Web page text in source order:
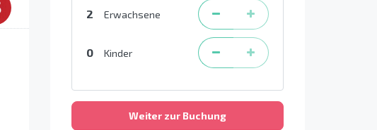
2 Erwachsene
0 Kinder
Weiter zur Buchung